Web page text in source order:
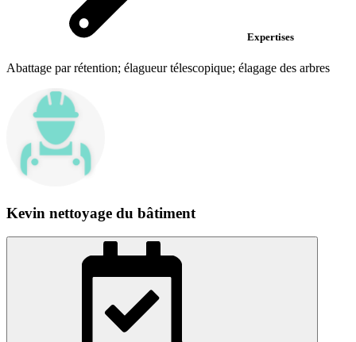
Expertises
Abattage par rétention; élagueur télescopique; élagage des arbres
Kevin nettoyage du bâtiment